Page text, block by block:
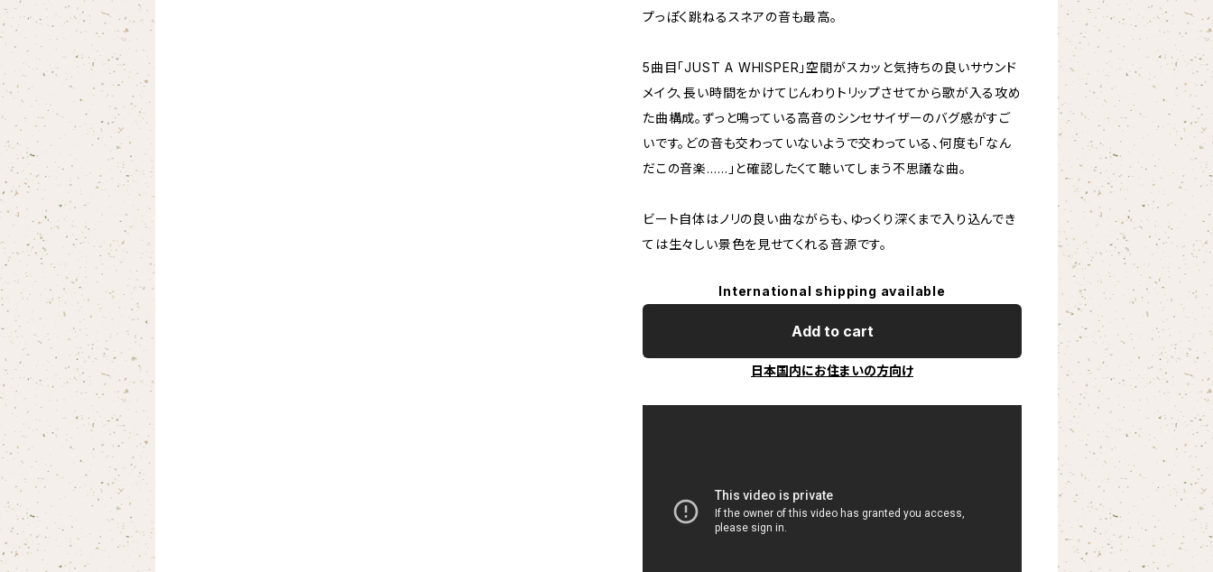
プっぽく跳ねるスネアの音も最高。
5曲目「JUST A WHISPER」空間がスカッと気持ちの良いサウンド
メイク、長い時間をかけてじんわりトリップさせてから歌が入る攻め
た曲構成。ずっと鳴っている高音のシンセサイザーのバグ感がすご
いです。どの音も交わっていないようで交わっている、何度も「なん
だこの音楽……」と確認したくて聴いてしまう不思議な曲。
ビート自体はノリの良い曲ながらも、ゆっくり深くまで入り込んでき
ては生々しい景色を見せてくれる音源です。
International shipping available
Add to cart
日本国内にお住まいの方向け